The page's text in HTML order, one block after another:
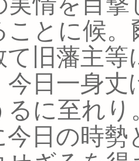
ことに候
て旧藩主等
今日一身丈
るに至れり
日の時勢